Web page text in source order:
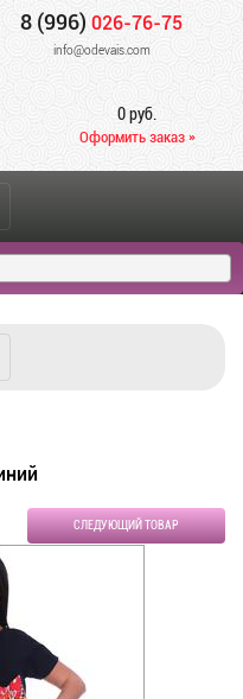
8 (996) 026-76-75
info@odevais.com
0 руб.
Оформить заказ »
СЛЕДУЮЩИЙ ТОВАР